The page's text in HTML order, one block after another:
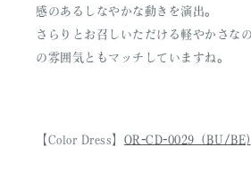
感のあるしなやかな動きを演出。
さらりとお召しいただける軽やかさな
の雰囲気ともマッチしていますね。
【Color Dress】 OR-CD-0029（BU/BE)